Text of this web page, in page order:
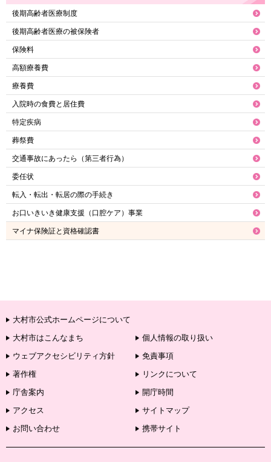
後期高齢者医療制度
後期高齢者医療の被保険者
保険料
高額療養費
療養費
入院時の食費と居住費
特定疾病
葬祭費
交通事故にあったら（第三者行為）
委任状
転入・転出・転居の際の手続き
お口いきいき健康支援（口腔ケア）事業
マイナ保険証と資格確認書
大村市公式ホームページについて
大村市はこんなまち
個人情報の取り扱い
ウェブアクセシビリティ方針
免責事項
著作権
リンクについて
庁舎案内
開庁時間
アクセス
サイトマップ
お問い合わせ
携帯サイト